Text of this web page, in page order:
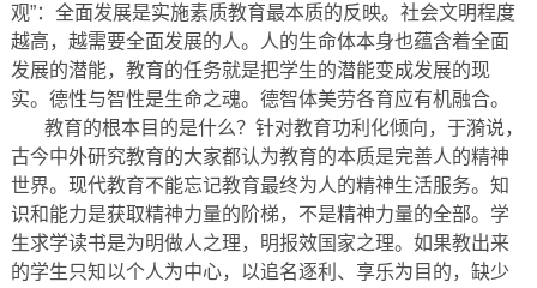
观”：全面发展是实施素质教育最本质的反映。社会文明程度
越高，越需要全面发展的人。人的生命体本身也蕴含着全面
发展的潜能，教育的任务就是把学生的潜能变成发展的现
实。德性与智性是生命之魂。德智体美劳各育应有机融合。
教育的根本目的是什么？针对教育功利化倾向，于漪说，
古今中外研究教育的大家都认为教育的本质是完善人的精神
世界。现代教育不能忘记教育最终为人的精神生活服务。知
识和能力是获取精神力量的阶梯，不是精神力量的全部。学
生求学读书是为明做人之理，明报效国家之理。如果教出来
的学生只知以个人为中心，以追名逐利、享乐为目的，缺少